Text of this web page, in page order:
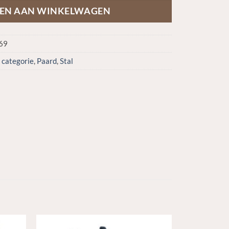
AAN WINKELWAGEN
categorie, Paard,Stal